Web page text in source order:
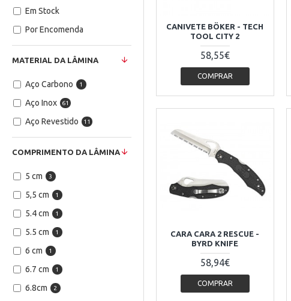
COMPRIMENTO DA LÂMINA
5 cm 3
5,5 cm 1
5.4 cm 1
5.5 cm 1
6 cm 1
6.7 cm 1
6.8cm 2
MATERIAL DA LÂMINA
Aço Carbono 1
Aço Inox 61
Aço Revestido 11
Em Stock
Por Encomenda
CANIVETE BÖKER - TECH
TOOL CITY 2
58,55€
COMPRAR
CARA CARA 2 RESCUE -
BYRD KNIFE
58,94€
COMPRAR